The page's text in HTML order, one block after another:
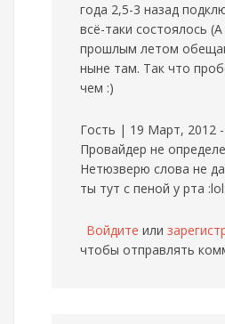
года 2,5-3 назад
всё-таки состоялось
прошлым летом
ныне там. Так что
чем :)
Гость | 19 Март, 2012 -
Провайдер не
Нетюзверю слова не
ты тут с пеной у рта :lol:
Войдите или
чтобы отправлять